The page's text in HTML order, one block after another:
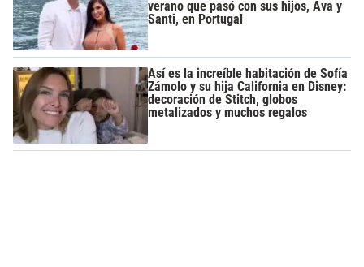
verano que pasó con sus hijos, Ava y
Santi, en Portugal
Así es la increíble habitación de Sofía
Zámolo y su hija California en Disney:
decoración de Stitch, globos
metalizados y muchos regalos